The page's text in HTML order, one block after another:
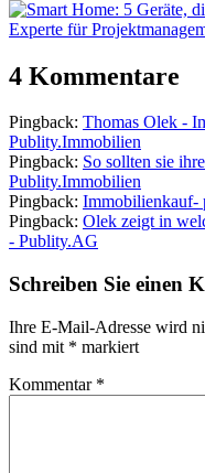
4 Kommentare
Pingback: Thomas Olek -
Publity.Immobilien
Pingback: So sollten sie
Publity.Immobilien
Pingback: Immobilienkauf-
Pingback: Olek zeigt in
- Publity.AG
Schreiben Sie einen
Ihre E-Mail-Adresse wird
sind mit * markiert
Kommentar *